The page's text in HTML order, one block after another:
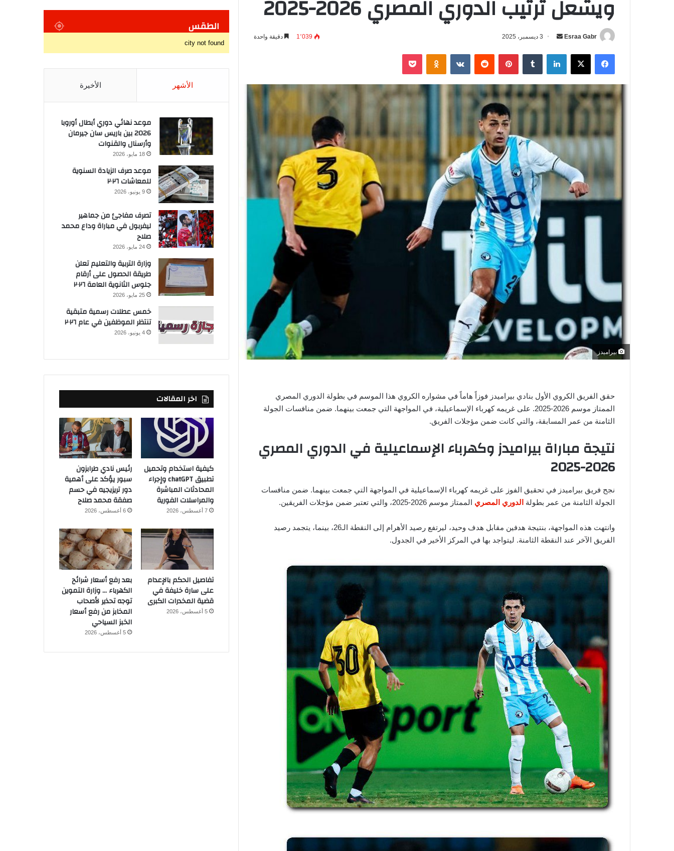
ويشعل ترتيب الدوري المصري 2026-2025
Esraa Gabr
س
ب
ل
ك
ن
3 ديسمبر، 2025 1٬039 دقيقة واحدة
فيسبوك ‫X لينكدإن بينتيريست
بيراميدز
حقق الفريق الكروي الأول بنادي بيراميدز فوزاً هاماً في مشواره الكروي هذا الموسم في بطولة الدوري المصري
الممتاز موسم 2026-2025. على غريمه كهرباء الإسماعيلية، في المواجهة التي جمعت بينهما. ضمن منافسات الجولة
الثامنة من عمر المسابقة، والتي كانت ضمن مؤجلات الفريق.
نتيجة مباراة بيراميدز وكهرباء الإسماعيلية في الدوري المصري
2026-2025
نجح فريق بيراميدز في تحقيق الفوز على غريمه كهرباء الإسماعيلية في المواجهة التي جمعت بينهما. ضمن منافسات
الجولة الثامنة من عمر بطولة الدوري المصري الممتاز موسم 2026-2025، والتي تعتبر ضمن مؤجلات الفريقين.
وانتهت هذه المواجهة، بنتيجة هدفين مقابل هدف وحيد، ليرتفع رصيد الأهرام إلى النقطة الـ26، بينما، يتجمد رصيد
الفريق الآخر عند النقطة الثامنة. ليتواجد بها في المركز الأخير في الجدول.
الطقس
city not found
الأشهر الأخيرة
موعد نهائي دوري أبطال أوروبا
2026 بين باريس سان جيرمان
وأرسنال والقنوات
18 مايو، 2026
موعد صرف الزيادة السنوية
للمعاشات ٢٠٢٦
9 يونيو، 2026
تصرف مفاجئ من جماهير
ليفربول في مباراة وداع محمد
صلاح
24 مايو، 2026
وزارة التربية والتعليم تعلن
طريقة الحصول على أرقام
جلوس الثانوية العامة ٢٠٢٦
25 مايو، 2026
خمس عطلات رسمية متبقية
تنتظر الموظفين في عام ٢٠٢٦
4 يونيو، 2026
اخر المقالات
كيفية استخدام وتحميل
تطبيق chatGPT وإجراء
المحادثات المباشرة
والمراسلات الفورية
7 أغسطس، 2026
رئيس نادي طرابزون
سبور يؤكد على أهمية
دور تريزيجيه في حسم
صفقة محمد صلاح
6 أغسطس، 2026
تفاصيل الحكم بالإعدام
على سارة خليفة في
قضية المخدرات الكبرى
5 أغسطس، 2026
بعد رفع أسعار شرائح
الكهرباء … وزارة التموين
توجه تحذير لأصحاب
المخابز من رفع أسعار
الخبز السياحي
5 أغسطس، 2026